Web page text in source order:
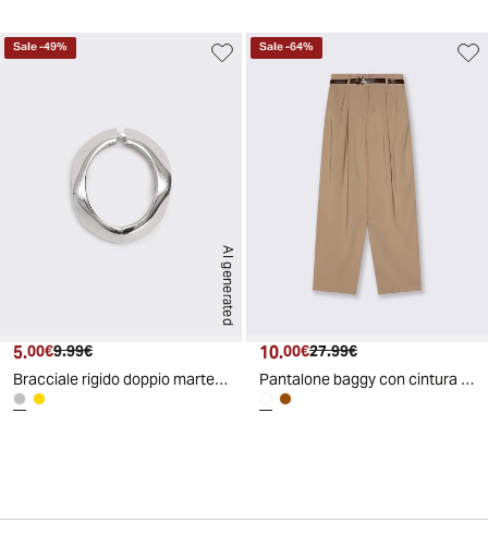
AI generated
Sale-49%
Prezzo attuale
5.00€ Prezzo originale
9.99€
Bracciale rigido doppio martellato - Argento
Sale-64%
Prezzo attuale
10.00€ Prezzo originale
27.99€
Pantalone baggy con cintura - Cammello